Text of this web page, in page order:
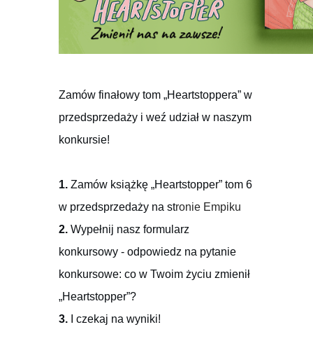
Zamów finałowy tom „Heartstoppera” w
przedsprzedaży i weź udział w naszym
konkursie!
1. Zamów książkę „Heartstopper” tom 6
w przedsprzedaży na stronie Empiku
2. Wypełnij nasz formularz
konkursowy - odpowiedz na pytanie
konkursowe: co w Twoim życiu zmienił
„Heartstopper”?
3. I czekaj na wyniki!